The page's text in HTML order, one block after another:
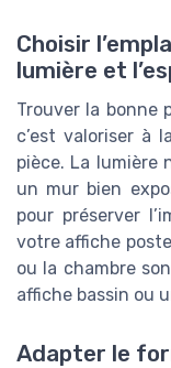
Choisir
lumière et
Trouver la bonne
c’est valoriser à
pièce. La lumière
un mur bien
pour préserver
votre affiche
ou la chambre
affiche bassin ou
Adapter le